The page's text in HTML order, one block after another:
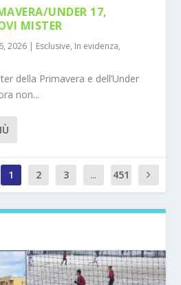
UNDER 17,
MISTER
2026 | Esclusive, In evidenza,
della Primavera e dell’Under
non...
1 2 3 ...
451
0